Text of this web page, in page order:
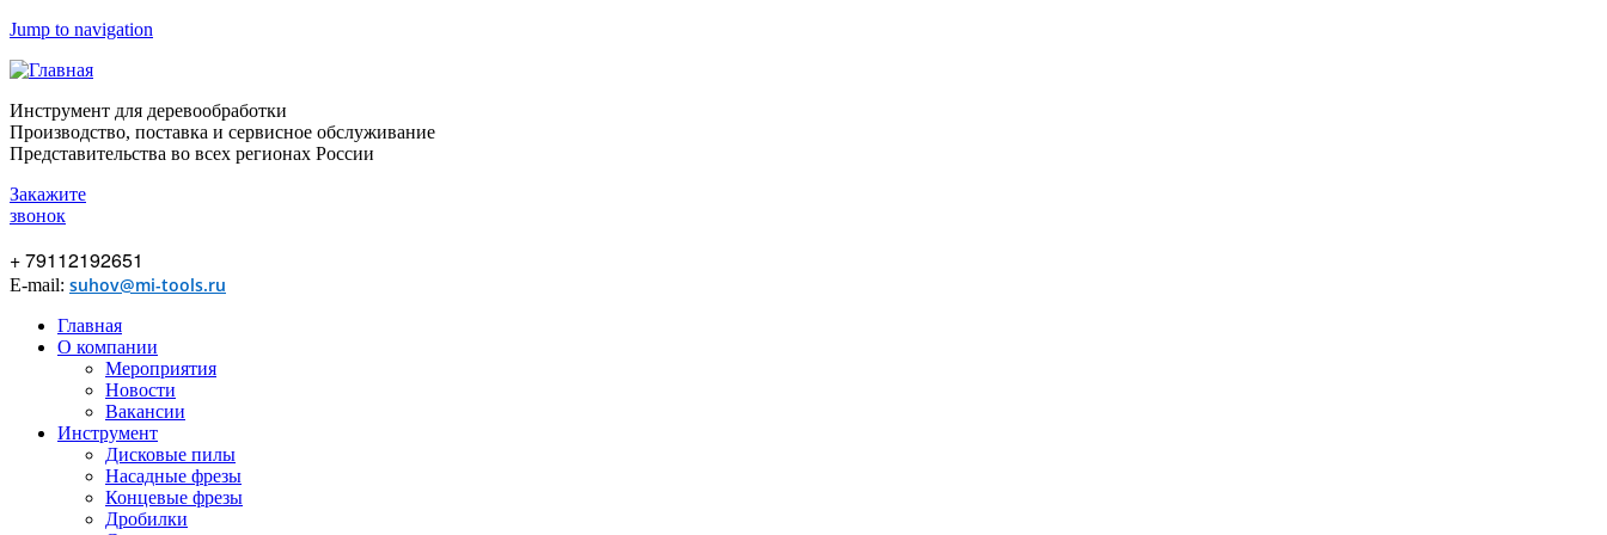
Jump to navigation
Инструмент для деревообработки
Производство, поставка и сервисное обслуживание
Представительства во всех регионах России
Закажите
звонок
+ 79112192651
E-mail: suhov@mi-tools.ru
Главная
О компании
Мероприятия
Новости
Вакансии
Инструмент
Дисковые пилы
Насадные фрезы
Концевые фрезы
Дробилки